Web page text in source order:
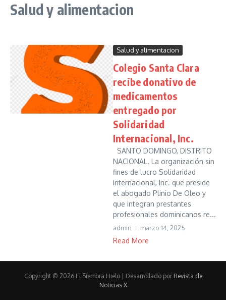
Salud y alimentacion
Salud y alimentacion
Colegio Santa Clara
recibe donativo de
medicamentos
entregado por
Solidaridad
Internacional, Inc.
SANTO DOMINGO, DISTRITO
NACIONAL. La organización sin
fines de lucro Solidaridad
Internacional, Inc. que preside
el abogado Plinio De Oleo y
que integran prestantes
profesionales dominicanos re...
admin marzo 14, 2025
Read More
Copyright © 2026 El Siembra Hielo | Desarrollado por Revista de
Noticias X